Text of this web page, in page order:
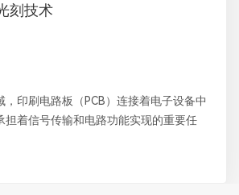
刻技术
，印刷电路板（PCB）连接着电子设备中
担着信号传输和电路功能实现的重要任
里，光刻技术是一项非常关键且基础的工
术本质上是一种投影曝光工艺。光刻